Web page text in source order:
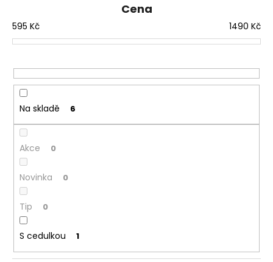
í
p
o
d
u
k
ů
Cena
595 Kč 1490 Kč
Na skladě 6
Akce 0
Novinka 0
Tip 0
S cedulkou 1